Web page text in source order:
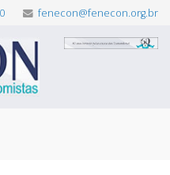
fenecon@fenecon.org.br